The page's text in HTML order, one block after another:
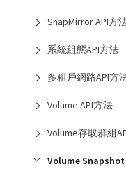
SnapMirror API方
系統組態API方法
多租戶網路API方
Volume API方法
Volume存取群組
Volume Snapshot